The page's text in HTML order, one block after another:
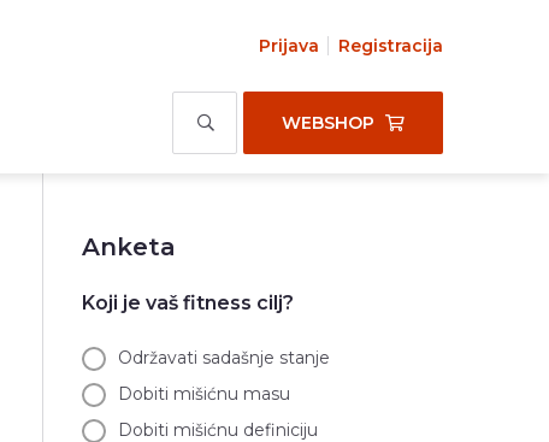
Prijava Registracija
WEBSHOP
Anketa
Koji je vaš fitness cilj?
Održavati sadašnje stanje
Dobiti mišićnu masu
Dobiti mišićnu definiciju